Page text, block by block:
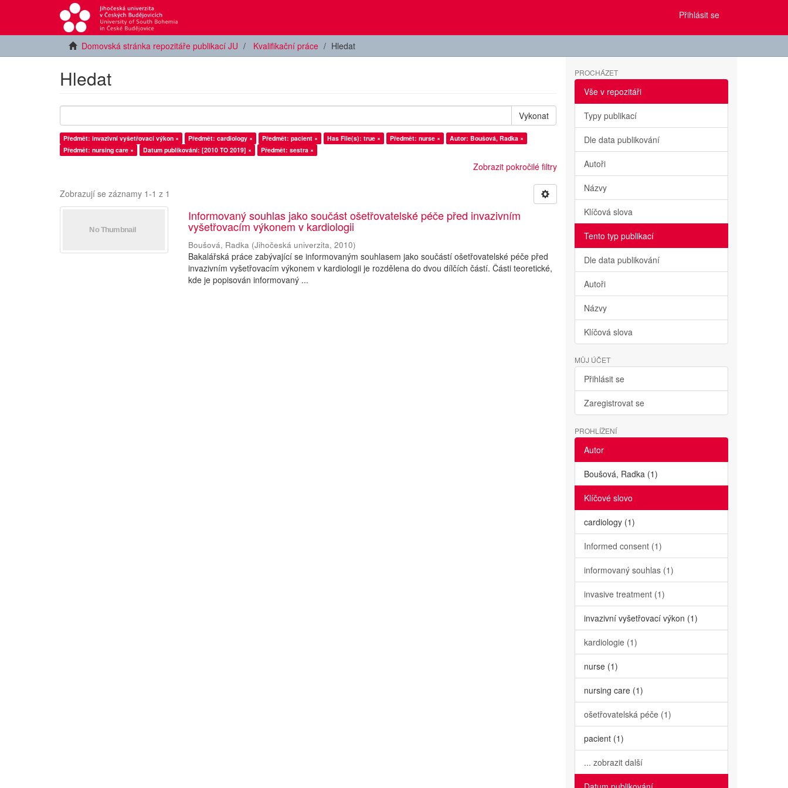
Přihlásit se
Domovská stránka repozitáře publikací JU Kvalifikační práce Hledat
Hledat
Vykonat
Předmět: invazivní vyšetřovací výkon × Předmět: cardiology × Předmět: pacient × Has File(s): true × Předmět: nurse ×
Autor: Boušová, Radka ×
Předmět: nursing care ×
Datum publikování: [2010 TO 2019] × Předmět: sestra ×
Zobrazit pokročilé filtry
Zobrazují se záznamy 1-1 z 1
Informovaný souhlas jako součást ošetřovatelské péče před invazivním
vyšetřovacím výkonem v kardiologii
Boušová, Radka (Jihočeská univerzita,2010)
Bakalářská práce zabývající se informovaným souhlasem jako součástí ošetřovatelské péče před
invazivním vyšetřovacím výkonem v kardiologii je rozdělena do dvou dílčích částí. Části teoretické,
kde je popisován informovaný ...
PROCHÁZET
Vše v repozitáři
Typy publikací
Dle data publikování
Autoři
Názvy
Klíčová slova
Tento typ publikací
Dle data publikování
Autoři
Názvy
Klíčová slova
MŮJ ÚČET
Přihlásit se
Zaregistrovat se
PROHLÍŽENÍ
Autor
Boušová, Radka (1)
Klíčové slovo
cardiology (1)
Informed consent (1)
informovaný souhlas (1)
invasive treatment (1)
invazivní vyšetřovací výkon (1)
kardiologie (1)
nurse (1)
nursing care (1)
ošetřovatelská péče (1)
pacient (1)
... zobrazit další